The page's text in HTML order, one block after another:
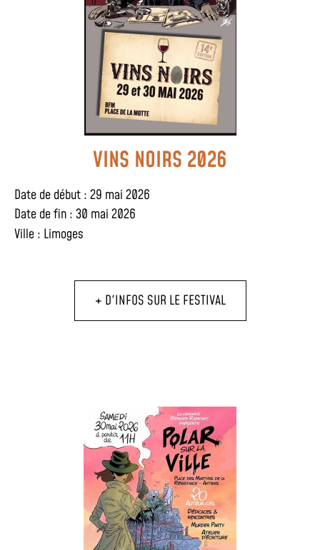
VINS NOIRS 2026
Date de début : 29 mai 2026
Date de fin : 30 mai 2026
Ville : Limoges
+ D'INFOS SUR LE FESTIVAL